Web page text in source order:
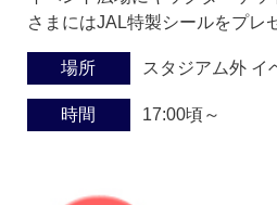
さまにはJAL特製シールをプレ
場所 スタジアム外 イ
時間 17:00頃～